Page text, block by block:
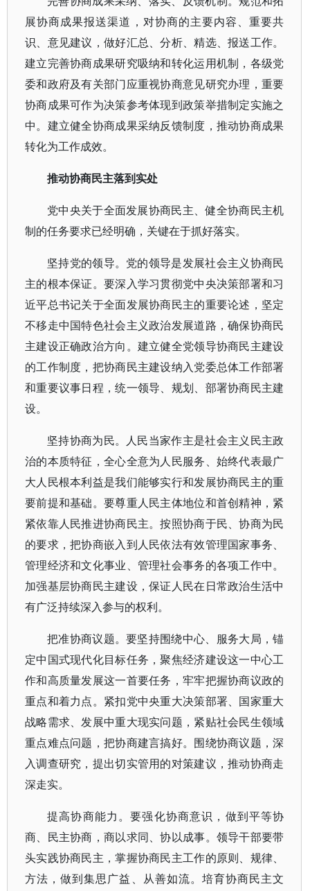
展协商成果报送渠道，对协商的主要内容、重要共
识、意见建议，做好汇总、分析、精选、报送工作。
建立完善协商成果研究吸纳和转化运用机制，各级党
委和政府及有关部门应重视协商意见研究办理，重要
协商成果可作为决策参考体现到政策举措制定实施之
中。建立健全协商成果采纳反馈制度，推动协商成果
转化为工作成效。
推动协商民主落到实处
党中央关于全面发展协商民主、健全协商民主机
制的任务要求已经明确，关键在于抓好落实。
坚持党的领导。党的领导是发展社会主义协商民
主的根本保证。要深入学习贯彻党中央决策部署和习
近平总书记关于全面发展协商民主的重要论述，坚定
不移走中国特色社会主义政治发展道路，确保协商民
主建设正确政治方向。建立健全党领导协商民主建设
的工作制度，把协商民主建设纳入党委总体工作部署
和重要议事日程，统一领导、规划、部署协商民主建
设。
坚持协商为民。人民当家作主是社会主义民主政
治的本质特征，全心全意为人民服务、始终代表最广
大人民根本利益是我们能够实行和发展协商民主的重
要前提和基础。要尊重人民主体地位和首创精神，紧
紧依靠人民推进协商民主。按照协商于民、协商为民
的要求，把协商嵌入到人民依法有效管理国家事务、
管理经济和文化事业、管理社会事务的各项工作中。
加强基层协商民主建设，保证人民在日常政治生活中
有广泛持续深入参与的权利。
把准协商议题。要坚持围绕中心、服务大局，锚
定中国式现代化目标任务，聚焦经济建设这一中心工
作和高质量发展这一首要任务，牢牢把握协商议政的
重点和着力点。紧扣党中央重大决策部署、国家重大
战略需求、发展中重大现实问题，紧贴社会民生领域
重点难点问题，把协商建言搞好。围绕协商议题，深
入调查研究，提出切实管用的对策建议，推动协商走
深走实。
提高协商能力。要强化协商意识，做到平等协
商、民主协商，商以求同、协以成事。领导干部要带
头实践协商民主，掌握协商民主工作的原则、规律、
方法，做到集思广益、从善如流。培育协商民主文